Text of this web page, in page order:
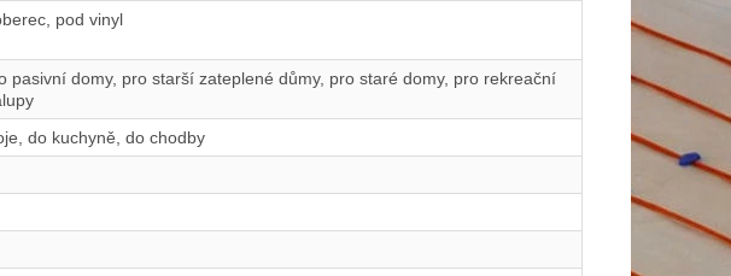
pod vinyl
pasivní domy, pro starší zateplené důmy, pro staré domy, pro rekreační
do kuchyně, do chodby